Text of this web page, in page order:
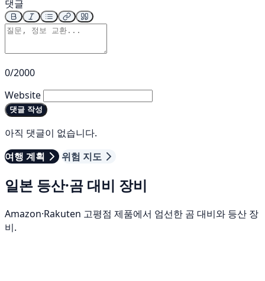
댓글
0/2000
Website
댓글 작성
아직 댓글이 없습니다.
여행 계획
위험 지도
일본 등산·곰 대비 장비
Amazon·Rakuten 고평점 제품에서 엄선한 곰 대비와 등산 장
비.